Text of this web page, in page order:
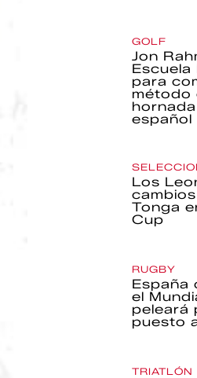
GOLF
Jon
Escuela
para
método
español
Los
Tonga
Cup
RUGBY
España
el
peleará
puesto
TRIATLÓN